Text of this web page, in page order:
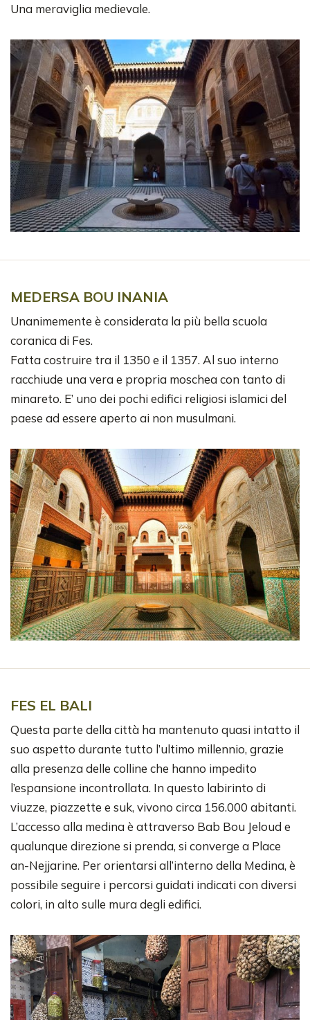
Una meraviglia medievale.
MEDERSA BOU INANIA
Unanimemente è considerata la più bella scuola
coranica di Fes.
Fatta costruire tra il 1350 e il 1357. Al suo interno
racchiude una vera e propria moschea con tanto di
minareto. E’ uno dei pochi edifici religiosi islamici del
paese ad essere aperto ai non musulmani.
FES EL BALI
Questa parte della città ha mantenuto quasi intatto il
suo aspetto durante tutto l’ultimo millennio, grazie
alla presenza delle colline che hanno impedito
l’espansione incontrollata. In questo labirinto di
viuzze, piazzette e suk, vivono circa 156.000 abitanti.
L’accesso alla medina è attraverso Bab Bou Jeloud e
qualunque direzione si prenda, si converge a Place
an-Nejjarine. Per orientarsi all’interno della Medina, è
possibile seguire i percorsi guidati indicati con diversi
colori, in alto sulle mura degli edifici.